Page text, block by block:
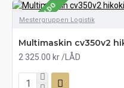
SE LAGERSALDO
Mestergruppen Logistik
Multimaskin cv350v2
2 325.00 kr /LÅD